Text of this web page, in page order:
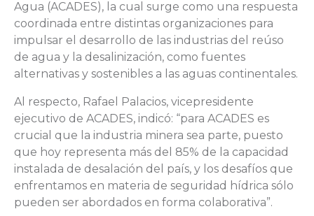
Agua (ACADES), la cual surge como una respuesta
coordinada entre distintas organizaciones para
impulsar el desarrollo de las industrias del reúso
de agua y la desalinización, como fuentes
alternativas y sostenibles a las aguas continentales.
Al respecto, Rafael Palacios, vicepresidente
ejecutivo de ACADES, indicó: “para ACADES es
crucial que la industria minera sea parte, puesto
que hoy representa más del 85% de la capacidad
instalada de desalación del país, y los desafíos que
enfrentamos en materia de seguridad hídrica sólo
pueden ser abordados en forma colaborativa”.